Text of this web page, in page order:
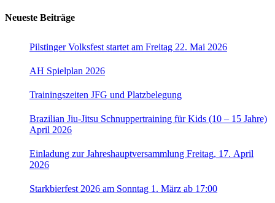
Neueste Beiträge
Pilstinger Volksfest startet am Freitag 22. Mai 2026
AH Spielplan 2026
Trainingszeiten JFG und Platzbelegung
Brazilian Jiu-Jitsu Schnuppertraining für Kids (10 – 15 Jahre)
April 2026
Einladung zur Jahreshauptversammlung Freitag, 17. April
2026
Starkbierfest 2026 am Sonntag 1. März ab 17:00